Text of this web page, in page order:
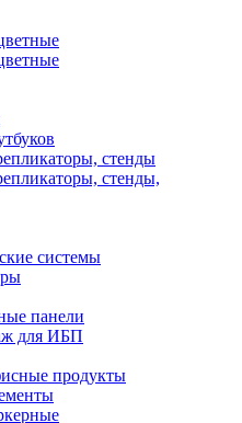
стенды
стенды,
системы
панели
для ИБП
продукты